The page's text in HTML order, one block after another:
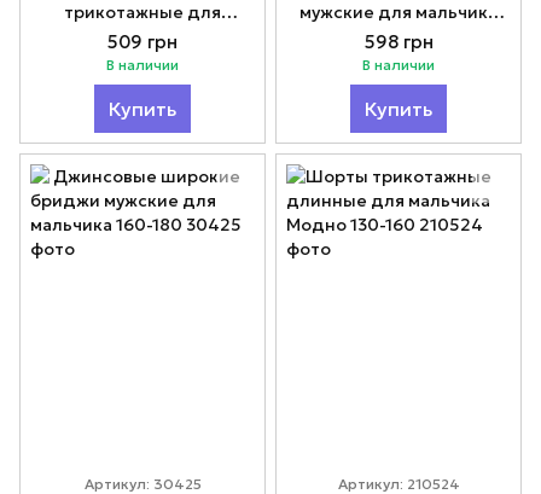
трикотажные для
мальчиков серые Модно
134-164
509 грн
В наличии
Купить
мужские для мальчика
Модно 160-180
598 грн
В наличии
Купить
Артикул: 30425 Артикул: 210524